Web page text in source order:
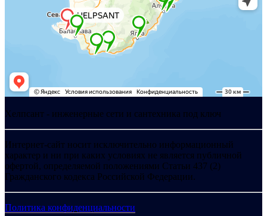
Хелпсант - инженерные сети и сантехника под ключ
Интернет-сайт носит исключительно информационный
характер и ни при каких условиях не является публичной
офертой, определяемой положениями Статьи 437 (2)
Гражданского кодекса Российской Федерации.
Политика конфиденциальности